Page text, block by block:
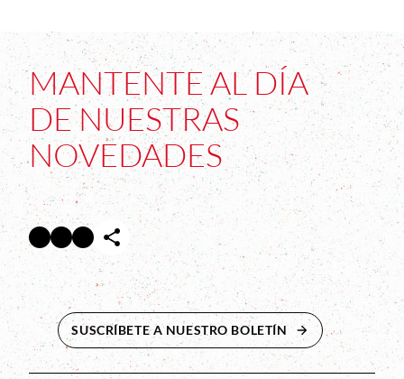
MANTENTE AL DÍA
DE NUESTRAS
NOVEDADES
Facebook Abre en nueva ventana
Twitter Abre en nueva ventana
InstagramAbre en nueva ventana
SUSCRÍBETE A NUESTRO BOLETÍN ABRE EN NUEVA